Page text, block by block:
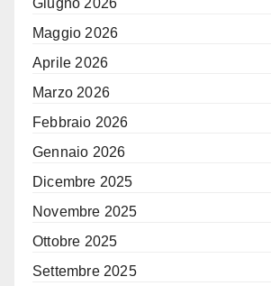
Giugno 2026
Maggio 2026
Aprile 2026
Marzo 2026
Febbraio 2026
Gennaio 2026
Dicembre 2025
Novembre 2025
Ottobre 2025
Settembre 2025